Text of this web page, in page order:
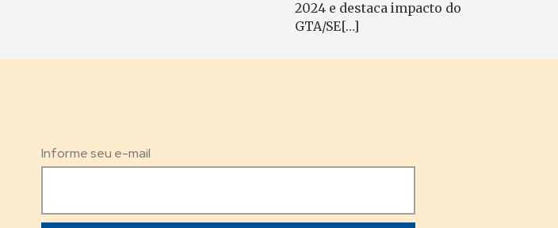
2024 e destaca impacto do
GTA/SE[…]
Informe seu e-mail